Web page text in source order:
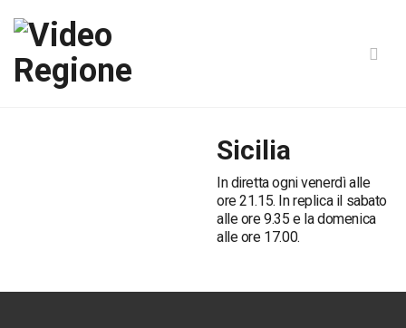
Sicilia
In diretta ogni venerdì alle
ore 21.15. In replica il sabato
alle ore 9.35 e la domenica
alle ore 17.00.